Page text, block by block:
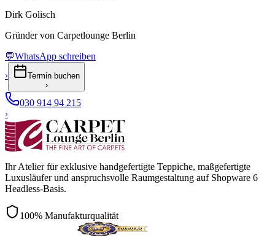
Dirk Golisch
Gründer von Carpetlounge Berlin
💬WhatsApp schreiben
›
Termin buchen
›
030 914 94 215
›
Ihr Atelier für exklusive handgefertigte Teppiche, maßgefertigte
Luxusläufer und anspruchsvolle Raumgestaltung auf Shopware 6
Headless-Basis.
100% Manufakturqualität